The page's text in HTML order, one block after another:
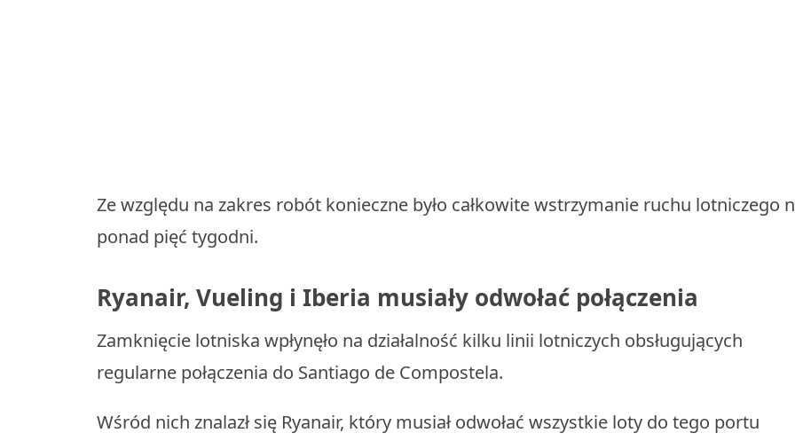
Ze względu na zakres robót konieczne było całkowite wstrzymanie ruchu lotniczego
ponad pięć tygodni.
Ryanair, Vueling i Iberia musiały odwołać połączenia
Zamknięcie lotniska wpłynęło na działalność kilku linii lotniczych obsługujących
regularne połączenia do Santiago de Compostela.
Wśród nich znalazł się Ryanair, który musiał odwołać wszystkie loty do tego portu